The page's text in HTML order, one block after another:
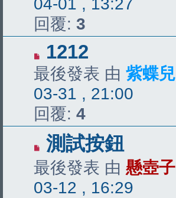
04-01 , 13:27
回覆: 3
1212
最後發表 由 紫蝶兒
03-31 , 21:00
回覆: 4
測試按鈕
最後發表 由 懸壺子
03-12 , 16:29